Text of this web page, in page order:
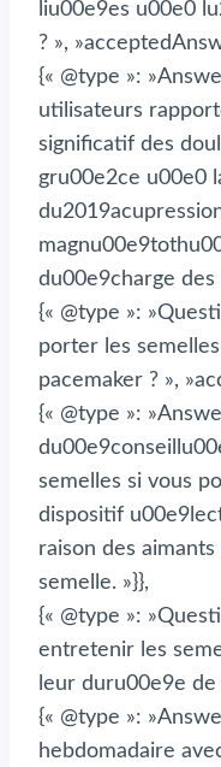
liu00e9es u00e0
? »,
{« @type »:
utilisateurs
significatif des
gru00e2ce u00e0
du00e9charge des
{« @type »:
porter les
pacemaker ? »,
{« @type »:
semelles si vous
dispositif
raison des
semelle. »}},
{« @type »:
entretenir les
leur duru00e9e de
{« @type »:
hebdomadaire